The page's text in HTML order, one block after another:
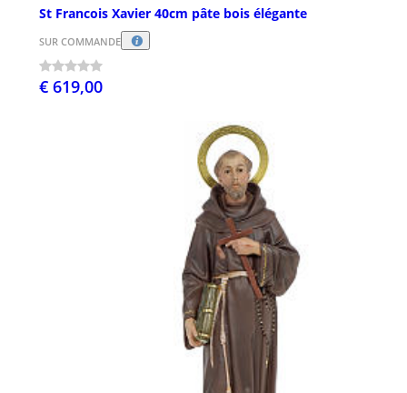
St Francois Xavier 40cm pâte bois élégante
SUR COMMANDE
€ 619,00